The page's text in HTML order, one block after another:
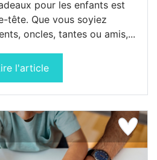
pour les enfants est
tête. Que vous soyiez
oncles, tantes ou amis,...
l'article